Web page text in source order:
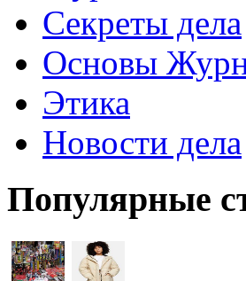
Секреты дела
Основы
Этика
Новости дела
Популярные